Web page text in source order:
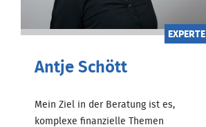
EXPERTE
Antje Schött
Mein Ziel in der Beratung ist es,
komplexe finanzielle Themen